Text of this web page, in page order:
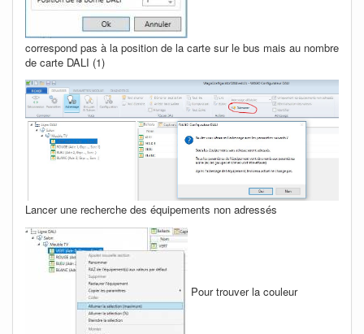
correspond pas à la position de la carte sur le bus mais au nombre
de carte DALI (1)
Lancer une recherche des équipements non adressés
Pour trouver la couleur